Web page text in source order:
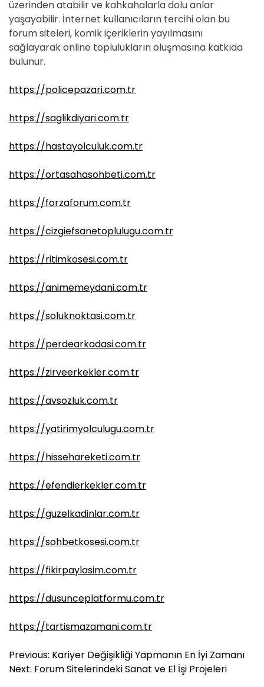
üzerinden atabilir ve kahkahalarla dolu anlar
yaşayabilir. İnternet kullanıcıların tercihi olan bu
forum siteleri, komik içeriklerin yayılmasını
sağlayarak online toplulukların oluşmasına katkıda
bulunur.
https://policepazari.com.tr
https://saglikdiyari.com.tr
https://hastayolculuk.com.tr
https://ortasahasohbeti.com.tr
https://forzaforum.com.tr
https://cizgiefsanetoplulugu.com.tr
https://ritimkosesi.com.tr
https://animemeydani.com.tr
https://soluknoktasi.com.tr
https://perdearkadasi.com.tr
https://zirveerkekler.com.tr
https://avsozluk.com.tr
https://yatirimyolculugu.com.tr
https://hissehareketi.com.tr
https://efendierkekler.com.tr
https://guzelkadinlar.com.tr
https://sohbetkosesi.com.tr
https://fikirpaylasim.com.tr
https://dusunceplatformu.com.tr
https://tartismazamani.com.tr
Y
a
Previous: Kariyer Değişikliği Yapmanın En İyi Zamanı
Next: Forum Sitelerindeki Sanat ve El İşi Projeleri